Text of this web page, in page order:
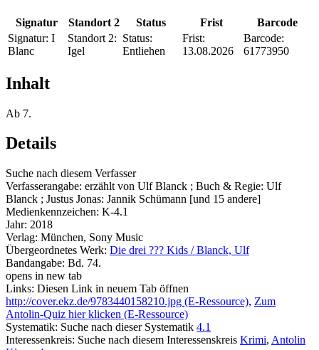
Signatur Standort 2 Status Frist
Barcode
Signatur: I
Blanc
Standort 2:
Igel
Status:
Entliehen
Frist:
13.08.2026
Barcode:
61773950
Inhalt
Ab 7.
Details
Suche nach diesem Verfasser
Verfasserangabe: erzählt von Ulf Blanck ; Buch & Regie: Ulf
Blanck ; Justus Jonas: Jannik Schümann [und 15 andere]
Medienkennzeichen: K-4.1
Jahr: 2018
Verlag: München, Sony Music
Übergeordnetes Werk: Die drei ??? Kids / Blanck, Ulf
Bandangabe: Bd. 74.
opens in new tab
Links: Diesen Link in neuem Tab öffnen
http://cover.ekz.de/9783440158210.jpg (E-Ressource), Zum
Antolin-Quiz hier klicken (E-Ressource)
Systematik: Suche nach dieser Systematik 4.1
Interessenkreis: Suche nach diesem Interessenskreis Krimi, Antolin